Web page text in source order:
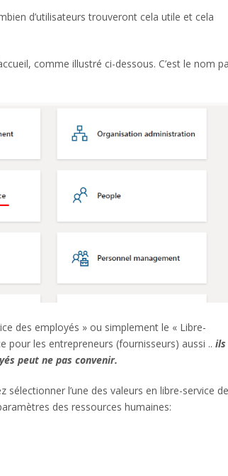
d’utilisateurs trouveront cela utile et cela
comme illustré ci-dessous. C’est le nom
des employés » ou simplement le « Libre-
pour les entrepreneurs (fournisseurs) aussi .. ils
peut ne pas convenir.
l’une des valeurs en libre-service
des ressources humaines: